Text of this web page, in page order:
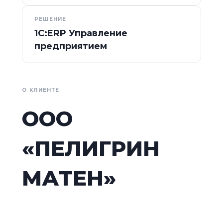
РЕШЕНИЕ
1С:ERP Управление
предприятием
О КЛИЕНТЕ
ООО
«ПЕЛИГРИН
МАТЕН»